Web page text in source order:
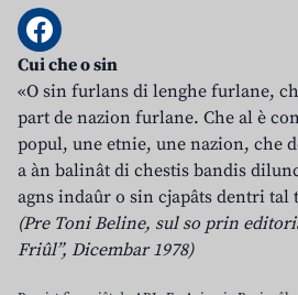
Cui che o sin
«O sin furlans di lenghe furlane,
part de nazion furlane. Che al è
popul, une etnie, une nazion, che
a àn balinât di chestis bandis
agns indaûr o sin cjapâts dentri tal
(Pre Toni Beline, sul so prin
Friûl”, Dicembar 1978)